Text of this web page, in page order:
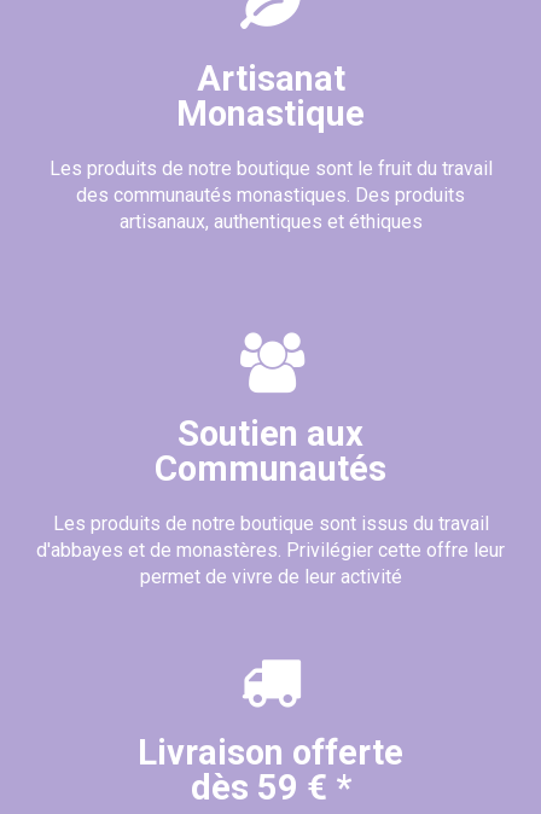
Artisanat
Monastique
Les produits de notre boutique sont le fruit du travail
des communautés monastiques. Des produits
artisanaux, authentiques et éthiques
Soutien aux
Communautés
Les produits de notre boutique sont issus du travail
d'abbayes et de monastères. Privilégier cette offre leur
permet de vivre de leur activité
Livraison offerte
dès 59 € *